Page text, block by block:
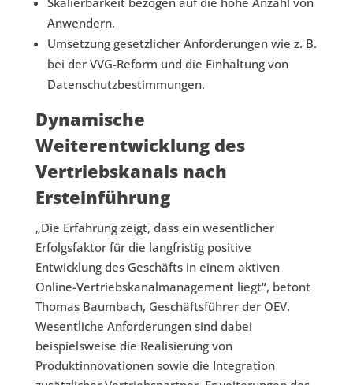
Anwendern.
Umsetzung gesetzlicher Anforderungen wie z. B.
bei der VVG-Reform und die Einhaltung von
Datenschutzbestimmungen.
Dynamische
Weiterentwicklung des
Vertriebskanals nach
Ersteinführung
„Die Erfahrung zeigt, dass ein wesentlicher
Erfolgsfaktor für die langfristig positive
Entwicklung des Geschäfts in einem aktiven
Online-Vertriebskanalmanagement liegt“, betont
Thomas Baumbach, Geschäftsführer der OEV.
Wesentliche Anforderungen sind dabei
beispielsweise die Realisierung von
Produktinnovationen sowie die Integration